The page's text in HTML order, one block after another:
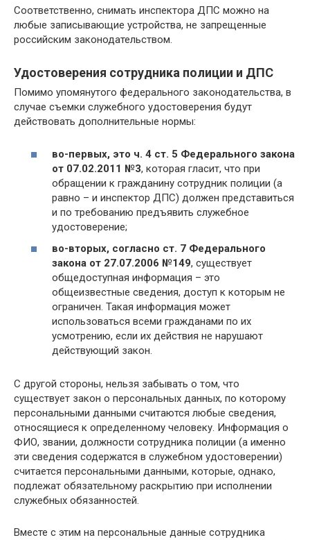
Соответственно, снимать инспектора ДПС можно на
любые записывающие устройства, не запрещенные
российским законодательством.
Удостоверения сотрудника полиции и ДПС
Помимо упомянутого федерального законодательства, в
случае съемки служебного удостоверения будут
действовать дополнительные нормы:
во-первых, это ч. 4 ст. 5 Федерального закона
от 07.02.2011 №3, которая гласит, что при
обращении к гражданину сотрудник полиции (а
равно – и инспектор ДПС) должен представиться
и по требованию предъявить служебное
удостоверение;
во-вторых, согласно ст. 7 Федерального
закона от 27.07.2006 №149, существует
общедоступная информация – это
общеизвестные сведения, доступ к которым не
ограничен. Такая информация может
использоваться всеми гражданами по их
усмотрению, если их действия не нарушают
действующий закон.
С другой стороны, нельзя забывать о том, что
существует закон о персональных данных, по которому
персональными данными считаются любые сведения,
относящиеся к определенному человеку. Информация о
ФИО, звании, должности сотрудника полиции (а именно
эти сведения содержатся в служебном удостоверении)
считается персональными данными, которые, однако,
подлежат обязательному раскрытию при исполнении
служебных обязанностей.
Вместе с этим на персональные данные сотрудника